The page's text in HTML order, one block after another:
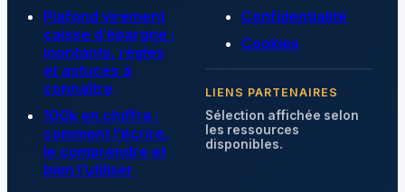
Plafond virement
caisse d’épargne :
montants, règles
et astuces à
connaître
100k en chiffre :
comment l’écrire,
le comprendre et
bien l’utiliser
Confidentialité
Cookies
LIENS PARTENAIRES
Sélection affichée selon
les ressources
disponibles.